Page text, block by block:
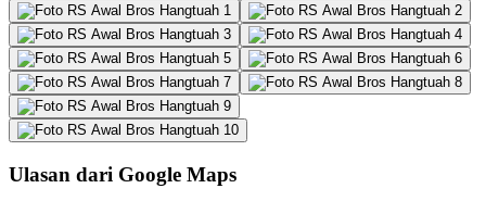
Ulasan dari Google Maps